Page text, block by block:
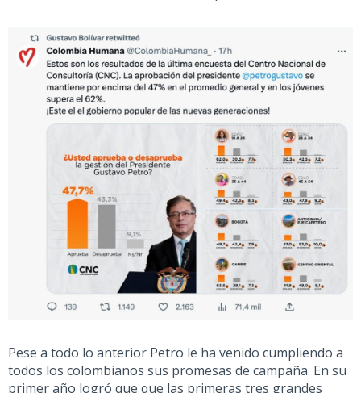
Pese a todo lo anterior Petro le ha venido cumpliendo a
todos los colombianos sus promesas de campaña. En su
primer año logró que que las primeras tres grandes